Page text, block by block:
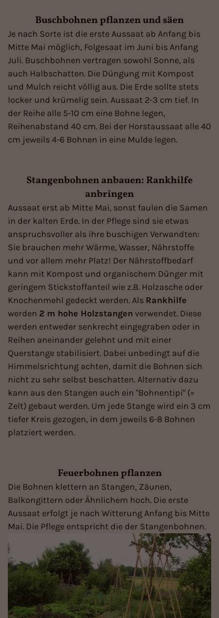
Buschbohnen pflanzen und säen
Je nach Sorte ist die erste Aussaat ab Anfang bis
Mitte Mai möglich, Folgesaat im Juni bis Anfang
Juli. Buschbohnen vertragen sowohl Sonne, als
auch Halbschatten. Die Düngung mit Kompost
und Mulch reicht völlig aus. Die Erde sollte stets
locker und krümelig sein. Aussaat 2-3 cm tief. In
der Reihe alle 5-10 cm eine Bohne legen,
Reihenabstand 40 cm. Bei der Horstaussaat alle 40
cm jeweils 4-6 Bohnen in eine Mulde legen.
Stangenbohnen anbauen: Rankhilfe
anbringen
Aussaat erst ab Mitte Mai, sonst faulen die Samen
in der kalten Erde. In der Pflege sind sie etwas
anspruchsvoller als ihre buschigen Verwandten:
Sie brauchen mehr Wärme, Wasser, Nährstoffe
und vor allem mehr Platz! Der Nährstoffbedarf
kann mit Kompost und organischem Dünger mit
geringem Stickstoffanteil wie z.B. Holzasche oder
Knochenmehl gedeckt werden. Als Rankhilfe
werden 2 m hohe Holzstangen verwendet. Diese
werden entweder senkrecht eingegraben oder in
Reihen aneinander gelehnt und mit einer
Querstange stabilisiert. Dabei unbedingt auf die
Himmelsrichtung achten, damit die Bohnen sich
nicht zu sehr selbst beschatten. Alternativ dazu
kann aus den Stangen auch ein "Bohnentipi" (=
Zelt) gebaut werden. Um jede Stange wird ein 3 cm
tiefer Kreis gezogen, in dem jeweils 6-8 Bohnen
platziert werden.
Feuerbohnen pflanzen
Die Bohnen klettern an Stangen, Zäunen,
Balkongittern oder Ähnlichem hoch. Die erste
Aussaat erfolgt je nach Witterung Anfang bis Mitte
Mai. Die Pflege entspricht die der Stangenbohnen.